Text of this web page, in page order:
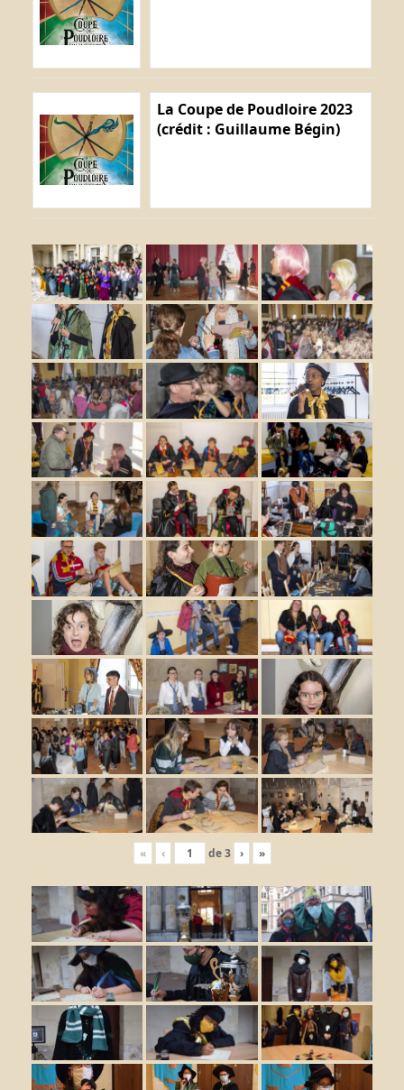
La Coupe de Poudloire 2023
(crédit : Guillaume Bégin)
« ‹ de3 › »